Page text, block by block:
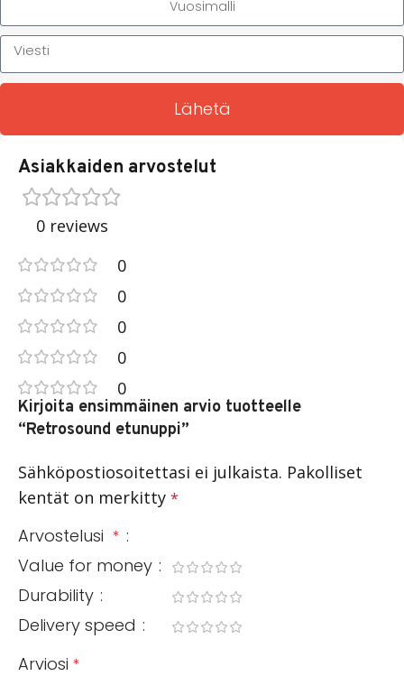
Lähetä
Asiakkaiden arvostelut
0 reviews
0
0
0
0
0
Kirjoita ensimmäinen arvio tuotteelle
“Retrosound etunuppi”
Sähköpostiosoitettasi ei julkaista. Pakolliset
kentät on merkitty *
Arvostelusi *
Value for money
Durability
Delivery speed
Arviosi *